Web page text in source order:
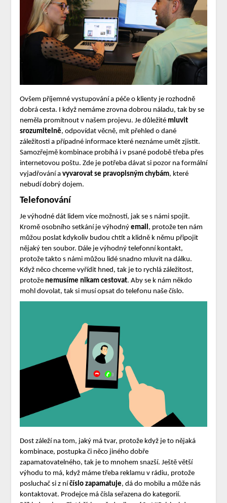
Ovšem příjemné vystupování a péče o klienty je rozhodně
dobrá cesta. I když nemáme zrovna dobrou náladu, tak by se
neměla promítnout v našem projevu. Je důležité mluvit
srozumitelně, odpovídat věcně, mít přehled o dané
záležitosti a případné informace které neznáme umět zjistit.
Samozřejmě kombinace probíhá i v psané podobě třeba přes
internetovou poštu. Zde je potřeba dávat si pozor na formální
vyjadřování a vyvarovat se pravopisným chybám, které
nebudí dobrý dojem.
Telefonování
Je výhodné dát lidem více možností, jak se s námi spojit.
Kromě osobního setkání je výhodný email, protože ten nám
můžou poslat kdykoliv budou chtít a klidně k němu připojit
nějaký ten soubor. Dále je výhodný telefonní kontakt,
protože takto s námi můžou lidé snadno mluvit na dálku.
Když něco chceme vyřídit hned, tak je to rychlá záležitost,
protože nemusíme nikam cestovat. Aby se k nám někdo
mohl dovolat, tak si musí opsat do telefonu naše číslo.
Dost záleží na tom, jaký má tvar, protože když je to nějaká
kombinace, postupka či něco jiného dobře
zapamatovatelného, tak je to mnohem snazší. Ještě větší
výhodu to má, když máme třeba reklamu v rádiu, protože
posluchač si z ní číslo zapamatuje, dá do mobilu a může nás
kontaktovat. Prodejce má čísla seřazena do kategorií.